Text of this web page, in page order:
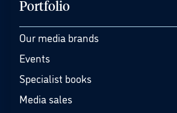
Portfolio
Our media brands
Events
Specialist books
Media sales